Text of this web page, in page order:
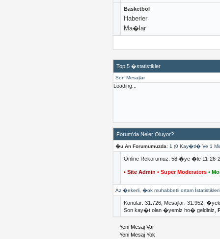
Basketbol
Haberler
Ma�lar
Top 5 �statistikler
Son Mesajlar
Loading...
Forum'da Neler Oluyor?
�u An Forumumuzda: 1 (0 Kay�tl� Ve 1
Online Rekorumuz: 58 �ye �le 11-
• Site Admin • Super Moderators •
Az �ekerli, �ok muhabbetli ortam İstatistikleri
Konular: 31.726, Mesajlar: 31.952,
Son kay�t olan �yemiz ho� geldiniz,
Yeni Mesaj Var
Yeni Mesaj Yok